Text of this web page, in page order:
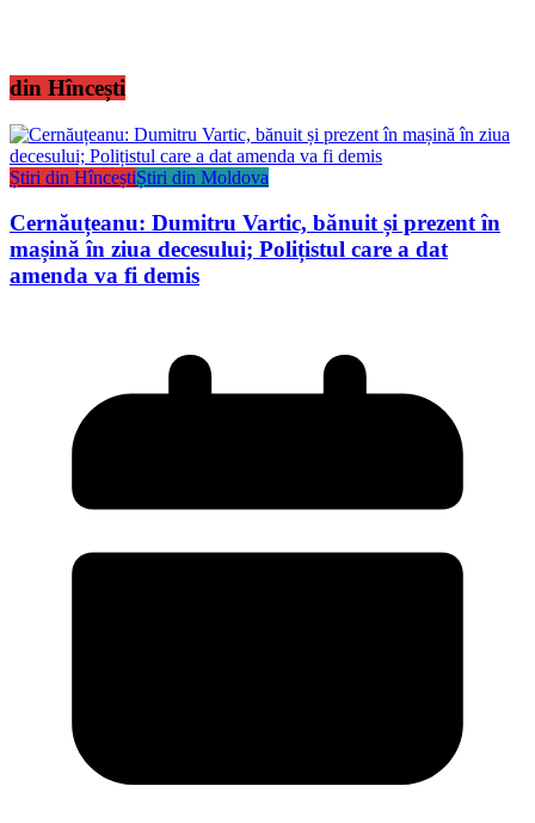
din Hîncești
Știri din HînceștiȘtiri din Moldova
Cernăuțeanu: Dumitru Vartic, bănuit și prezent în
mașină în ziua decesului; Polițistul care a dat
amenda va fi demis